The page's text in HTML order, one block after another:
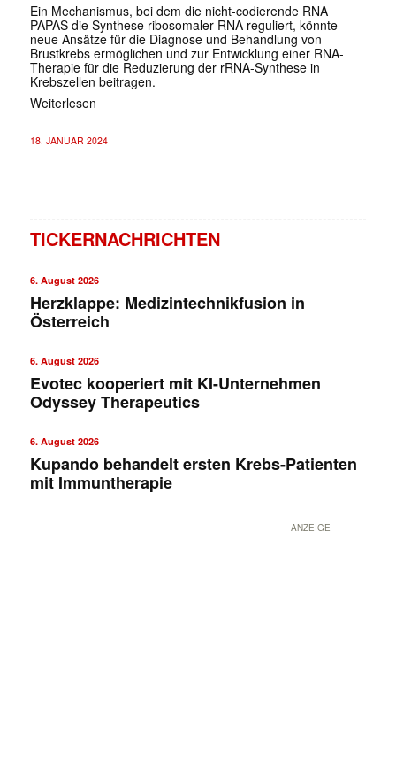
Ein Mechanismus, bei dem die nicht-codierende RNA
PAPAS die Synthese ribosomaler RNA reguliert, könnte
neue Ansätze für die Diagnose und Behandlung von
Brustkrebs ermöglichen und zur Entwicklung einer RNA-
Therapie für die Reduzierung der rRNA-Synthese in
Krebszellen beitragen.
Weiterlesen
18. JANUAR 2024
TICKERNACHRICHTEN
6. August 2026
Herzklappe: Medizintechnikfusion in
Österreich
6. August 2026
Evotec kooperiert mit KI-Unternehmen
Odyssey Therapeutics
6. August 2026
Kupando behandelt ersten Krebs-Patienten
mit Immuntherapie
ANZEIGE